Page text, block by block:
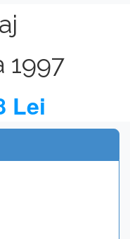
1997
Lei